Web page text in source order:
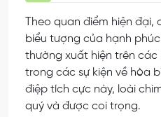
Theo quan điểm hiện
biểu tượng của hạnh
thường xuất hiện trên
trong các sự kiện về hòa
điệp tích cực này, loài
quý và được coi trọng.